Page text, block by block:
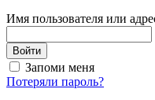
Имя пользователя или
Войти
Запоми меня
Потеряли пароль?